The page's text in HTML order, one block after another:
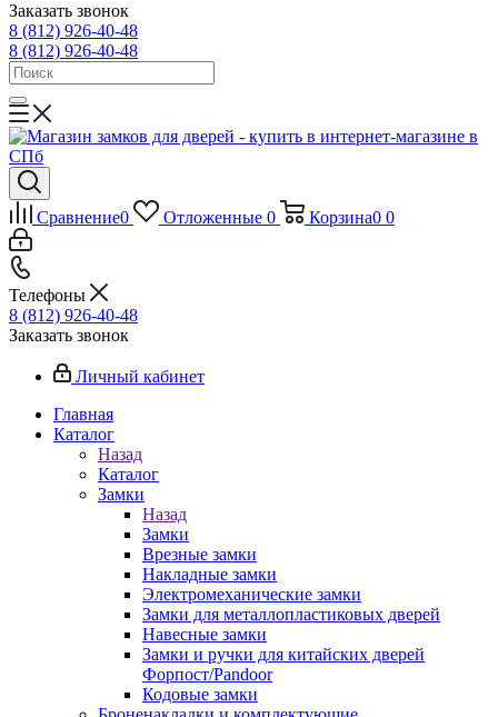
Заказать звонок
8 (812) 926-40-48
8 (812) 926-40-48
Сравнение0 Отложенные 0 Корзина0 0
Телефоны
8 (812) 926-40-48
Заказать звонок
Личный кабинет
Главная
Каталог
Назад
Каталог
Замки
Назад
Замки
Врезные замки
Накладные замки
Электромеханические замки
Замки для металлопластиковых дверей
Навесные замки
Замки и ручки для китайских дверей
Форпост/Раndoor
Кодовые замки